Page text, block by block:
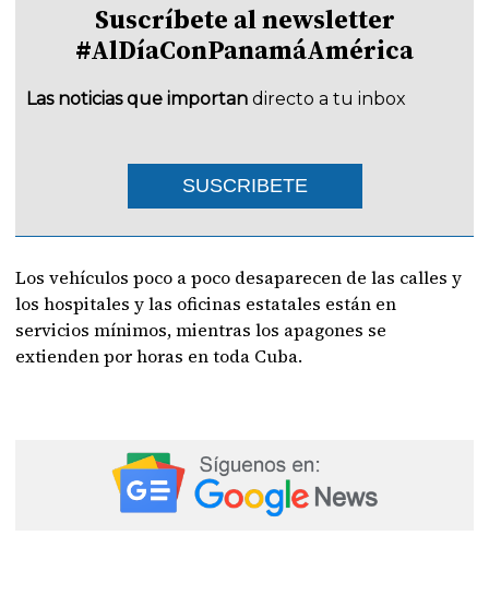
Suscríbete al newsletter
#AlDíaConPanamáAmérica
Las noticias que importan directo a tu inbox
SUSCRIBETE
Los vehículos poco a poco desaparecen de las calles y
los hospitales y las oficinas estatales están en
servicios mínimos, mientras los apagones se
extienden por horas en toda Cuba.